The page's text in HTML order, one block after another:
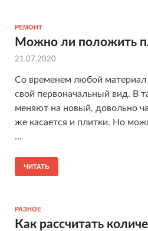
РЕМОНТ
Можно ли положить
21.07.2020
Со временем любой материал
свой первоначальный вид. В
меняют на новый, довольно
же касается и плитки. Но
...
ЧИТАТЬ
РАЗНОЕ
Как рассчитать